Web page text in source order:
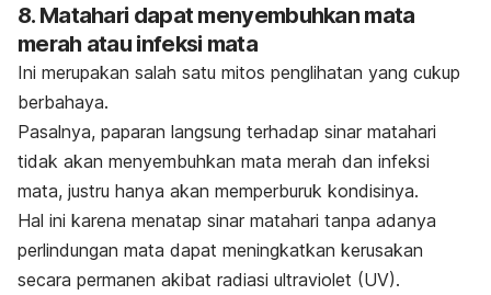
8. Matahari dapat menyembuhkan mata
merah atau infeksi mata
Ini merupakan salah satu mitos penglihatan yang cukup
berbahaya.
Pasalnya, paparan langsung terhadap sinar matahari
tidak akan menyembuhkan mata merah dan infeksi
mata, justru hanya akan memperburuk kondisinya.
Hal ini karena menatap sinar matahari tanpa adanya
perlindungan mata dapat meningkatkan kerusakan
secara permanen akibat radiasi ultraviolet (UV).